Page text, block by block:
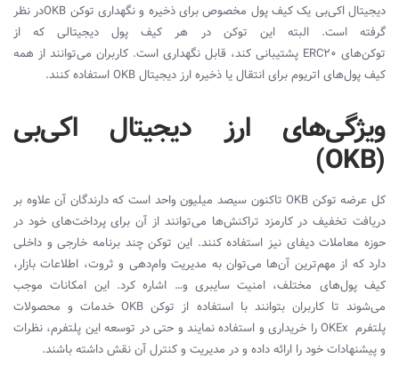
دیجیتال اکی‌بی یک کیف پول مخصوص برای ذخیره و نگهداری توکن OKBدر نظر
گرفته است. البته این توکن در هر کیف پول دیجیتالی که از
توکن‌های ERC20 پشتیبانی کند، قابل نگهداری است. کاربران می‌توانند از همه
کیف پول‌های اتریوم برای انتقال یا ذخیره ارز دیجیتالOKBاستفاده کنند.
ویژگی‌های ارز دیجیتال اکی‌بی
(OKB)
کل عرضه توکن OKBتاکنون سیصد میلیون واحد است که دارندگان آن علاوه بر
دریافت تخفیف در کارمزد تراکنش‌ها می‌توانند از آن برای پرداخت‌های خود در
حوزه معاملات دیفای نیز استفاده کنند. این توکن چند برنامه خارجی و داخلی
دارد که از مهم‌ترین آن‌ها می‌توان به مدیریت وام‌دهی و ثروت، اطلاعات بازار،
کیف پول‌های مختلف، امنیت سایبری و… اشاره کرد. این امکانات موجب
می‌شوند تا کاربران بتوانند با استفاده از توکن OKBخدمات و محصولات
پلتفرم OKExرا خریداری و استفاده نمایند و حتی در توسعه این پلتفرم، نظرات
و پیشنهادات خود را ارائه داده و در مدیریت و کنترل آن نقش داشته باشند.